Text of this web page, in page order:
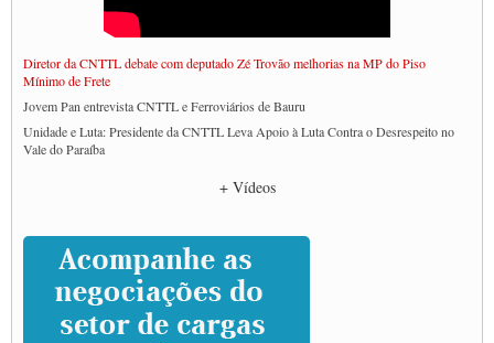
Diretor da CNTTL debate com deputado Zé Trovão melhorias na MP do Piso
Mínimo de Frete
Jovem Pan entrevista CNTTL e Ferroviários de Bauru
Unidade e Luta: Presidente da CNTTL Leva Apoio à Luta Contra o Desrespeito no
Vale do Paraíba
Caminhoneiros prometem paralisação e cobram diálogo com Lula
CNTTL e lideranças de caminhoneiros participam de debate sobre saúde nas
rodovias
Paulinho e Litti debatem política global para transporte rodoviário de cargas na
SUTCRA no Uruguai
+ Vídeos